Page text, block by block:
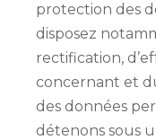
protection des
disposez
rectification,
concernant et
des données
détenons sous